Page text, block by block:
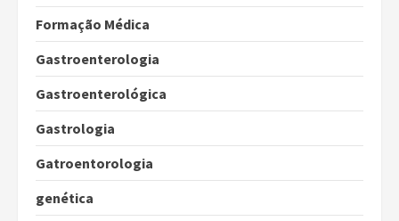
Formação Médica
Gastroenterologia
Gastroenterológica
Gastrologia
Gatroentorologia
genética